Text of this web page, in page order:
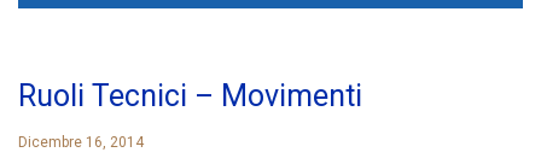
Ruoli Tecnici – Movimenti
Dicembre 16, 2014